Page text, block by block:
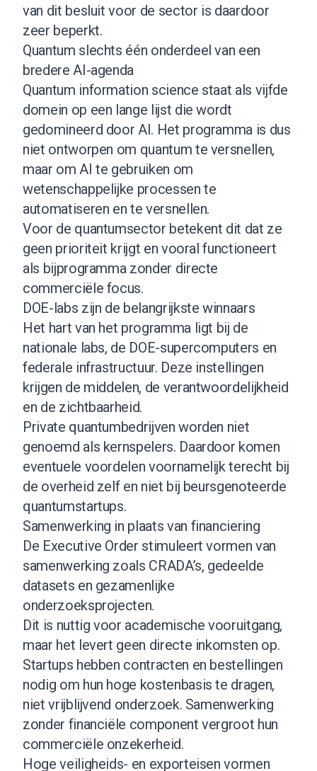
van dit besluit voor de sector is daardoor
zeer beperkt.
Quantum slechts één onderdeel van een
bredere AI-agenda
Quantum information science staat als vijfde
domein op een lange lijst die wordt
gedomineerd door AI. Het programma is dus
niet ontworpen om quantum te versnellen,
maar om AI te gebruiken om
wetenschappelijke processen te
automatiseren en te versnellen.
Voor de quantumsector betekent dit dat ze
geen prioriteit krijgt en vooral functioneert
als bijprogramma zonder directe
commerciële focus.
DOE-labs zijn de belangrijkste winnaars
Het hart van het programma ligt bij de
nationale labs, de DOE-supercomputers en
federale infrastructuur. Deze instellingen
krijgen de middelen, de verantwoordelijkheid
en de zichtbaarheid.
Private quantumbedrijven worden niet
genoemd als kernspelers. Daardoor komen
eventuele voordelen voornamelijk terecht bij
de overheid zelf en niet bij beursgenoteerde
quantumstartups.
Samenwerking in plaats van financiering
De Executive Order stimuleert vormen van
samenwerking zoals CRADA’s, gedeelde
datasets en gezamenlijke
onderzoeksprojecten.
Dit is nuttig voor academische vooruitgang,
maar het levert geen directe inkomsten op.
Startups hebben contracten en bestellingen
nodig om hun hoge kostenbasis te dragen,
niet vrijblijvend onderzoek. Samenwerking
zonder financiële component vergroot hun
commerciële onzekerheid.
Hoge veiligheids- en exporteisen vormen